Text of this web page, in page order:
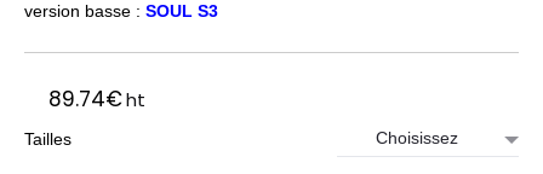
version basse : SOUL S3
89.74€ht
Tailles